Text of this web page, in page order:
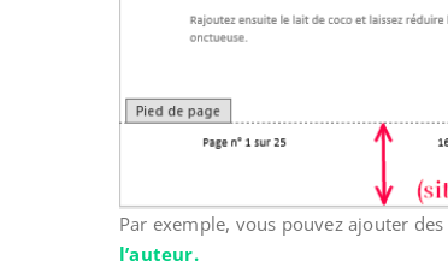
Par exemple, vous pouvez ajouter des
l’auteur.